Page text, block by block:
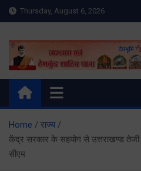
Skip
to
Thursday, August 6, 2026
Meru Raibar |
News |
meruraibar.com
Home
राज्य
केंद्र सरकार के सहयोग से उत्तराखण्ड तेजी
सीएम